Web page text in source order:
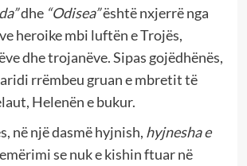
dhe “Odisea”është nxjerrë nga
heroike mbi luftën e Trojës,
dhe trojanëve. Sipas gojëdhënës,
rrëmbeu gruan e mbretit të
Helenën e bukur.
në një dasmë hyjnish, hyjnesha e
se nuk e kishin ftuar në